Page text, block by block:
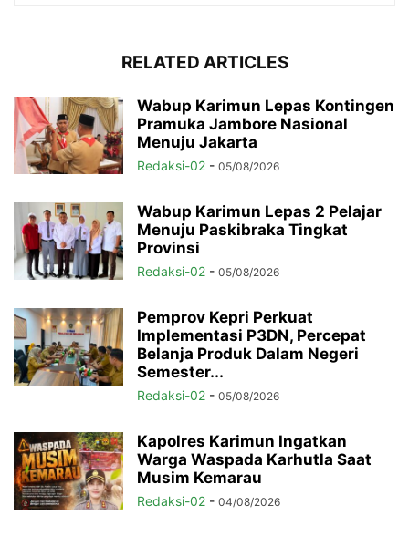
RELATED ARTICLES
Wabup Karimun Lepas Kontingen
Pramuka Jambore Nasional
Menuju Jakarta
Redaksi-02 - 05/08/2026
Wabup Karimun Lepas 2 Pelajar
Menuju Paskibraka Tingkat
Provinsi
Redaksi-02 - 05/08/2026
Pemprov Kepri Perkuat
Implementasi P3DN, Percepat
Belanja Produk Dalam Negeri
Semester...
Redaksi-02 - 05/08/2026
Kapolres Karimun Ingatkan
Warga Waspada Karhutla Saat
Musim Kemarau
Redaksi-02 - 04/08/2026